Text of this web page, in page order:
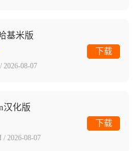
基米版
2026-08-07
下载
汉化版
/ 2026-08-07
下载